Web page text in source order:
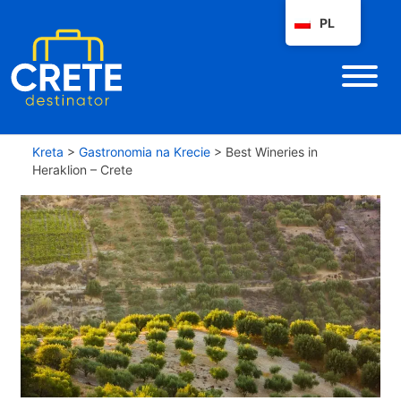
Kreta > Gastronomia na Krecie > Best Wineries in
Heraklion – Crete
PL